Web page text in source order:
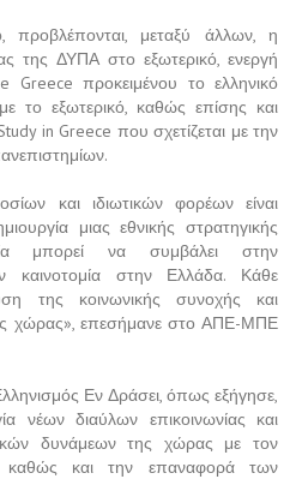
μεταξύ άλλων, η
της ΔΥΠΑ στο εξωτερικό, ενεργή
Greece προκειμένου το ελληνικό
με το εξωτερικό, καθώς επίσης και
in Greece που σχετίζεται με την
και ιδιωτικών φορέων είναι
μιας εθνικής στρατηγικής
μπορεί να συμβάλει στην
καινοτομία στην Ελλάδα. Κάθε
της κοινωνικής συνοχής και
χώρας», επεσήμανε στο ΑΠΕ-ΜΠΕ
Εν Δράσει, όπως εξήγησε,
νέων διαύλων επικοινωνίας και
δυνάμεων της χώρας με τον
καθώς και την επαναφορά των